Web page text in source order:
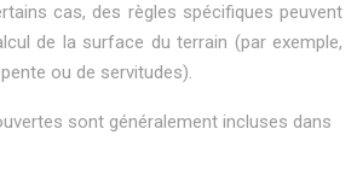
cas, des règles spécifiques peuvent
de la surface du terrain (par exemple,
ou de servitudes).
sont généralement incluses dans